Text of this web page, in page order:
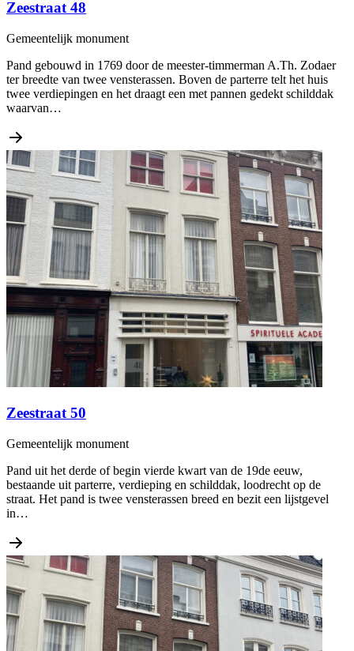
Zeestraat 48
Gemeentelijk monument
Pand gebouwd in 1769 door de meester-timmerman A.Th. Zodaer
ter breedte van twee vensterassen. Boven de parterre telt het huis
twee verdiepingen en het draagt een met pannen gedekt schilddak
waarvan…
Zeestraat 50
Gemeentelijk monument
Pand uit het derde of begin vierde kwart van de 19de eeuw,
bestaande uit parterre, verdieping en schilddak, loodrecht op de
straat. Het pand is twee vensterassen breed en bezit een lijstgevel
in…